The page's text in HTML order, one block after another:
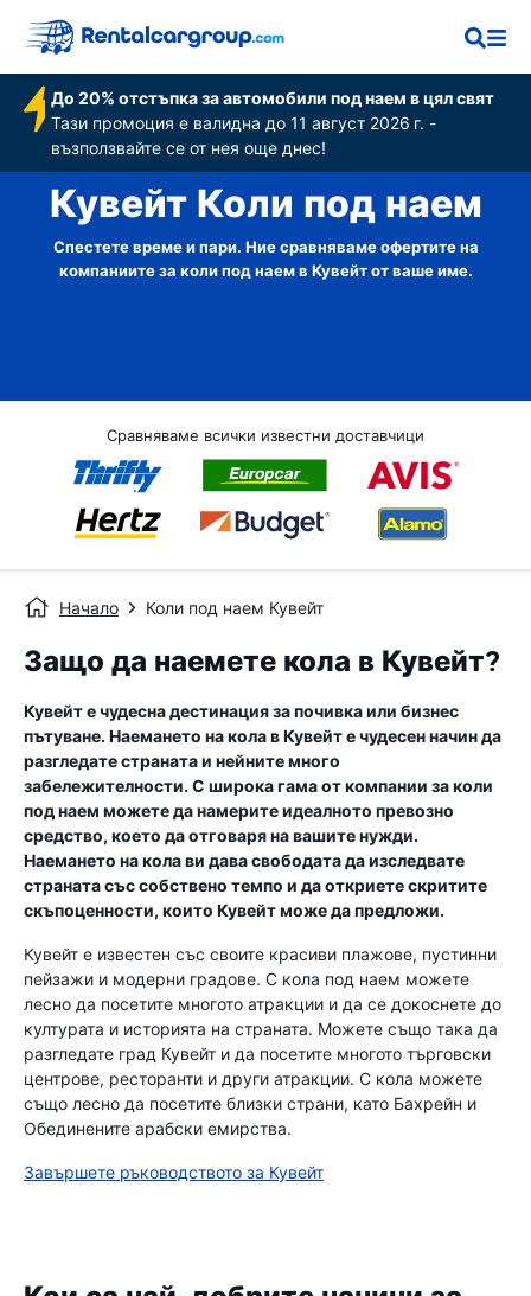
До 20% отстъпка за автомобили под наем в цял свят
Тази промоция е валидна до 11 август 2026 г. -
възползвайте се от нея още днес!
Кувейт Коли под наем
Спестете време и пари. Ние сравняваме офертите на
компаниите за коли под наем в Кувейт от ваше име.
Сравняваме всички известни доставчици
Начало Коли под наем Кувейт
Защо да наемете кола в Кувейт?
Кувейт е чудесна дестинация за почивка или бизнес
пътуване. Наемането на кола в Кувейт е чудесен начин да
разгледате страната и нейните много
забележителности. С широка гама от компании за коли
под наем можете да намерите идеалното превозно
средство, което да отговаря на вашите нужди.
Наемането на кола ви дава свободата да изследвате
страната със собствено темпо и да откриете скритите
скъпоценности, които Кувейт може да предложи.
Кувейт е известен със своите красиви плажове, пустинни
пейзажи и модерни градове. С кола под наем можете
лесно да посетите многото атракции и да се докоснете до
културата и историята на страната. Можете също така да
разгледате град Кувейт и да посетите многото търговски
центрове, ресторанти и други атракции. С кола можете
също лесно да посетите близки страни, като Бахрейн и
Обединените арабски емирства.
Завършете ръководството за Кувейт